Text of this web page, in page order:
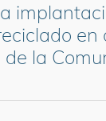
de la